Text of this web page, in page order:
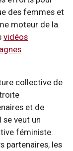
des femmes et
moteur de la
vidéos
collective de
et de
se veut un
féministe.
partenaires, les